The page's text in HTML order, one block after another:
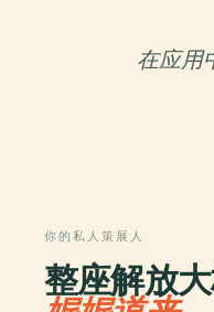
在应用
你的私人策展人
整座解放大